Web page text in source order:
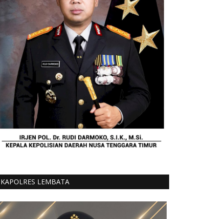
KAPOLRES LEMBATA